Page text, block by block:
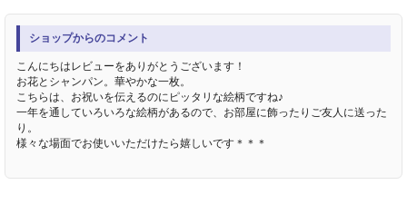
ショップからのコメント
こんにちはレビューをありがとうございます！
お花とシャンパン。華やかな一枚。
こちらは、お祝いを伝えるのにピッタリな絵柄ですね♪
一年を通していろいろな絵柄があるので、お部屋に飾ったりご友人に送った
り。
様々な場面でお使いいただけたら嬉しいです＊＊＊